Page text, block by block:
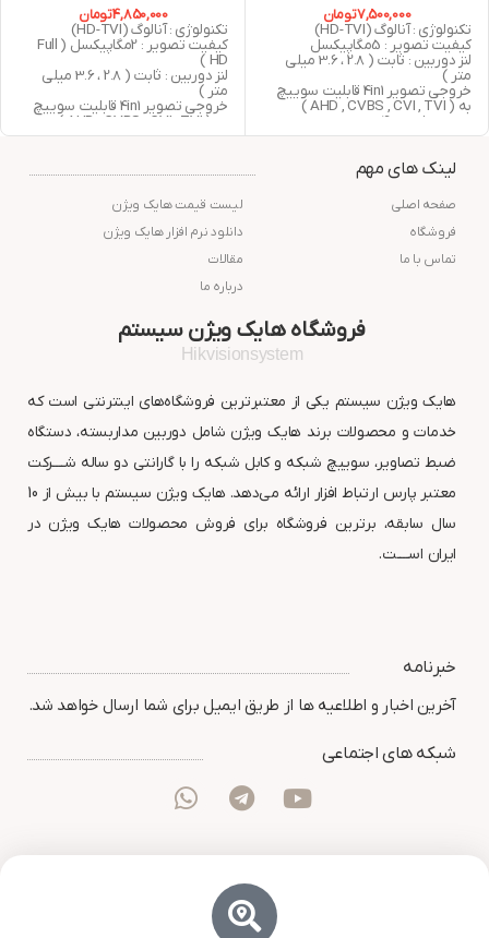
7,500,000تومان
تکنولوژی : آنالوگ (HD-TVI)
کیفیت تصویر : 5مگاپیکسل
لنز دوربین : ثابت ( 2.8 ، 3.6 میلی
متر )
خروجی تصویر 4in1 قابلیت سوییچ
به ( AHD , CVBS , CVI , TVI )
دید در شب : 40 متر مربع
استاندارد : IP67
افزار
4,850,000تومان
تکنولوژی : آنالوگ (HD-TVI)
کیفیت تصویر : 2مگاپیکسل ( Full
HD )
لنز دوربین : ثابت ( 2.8 ، 3.6 میلی
متر )
خروجی تصویر 4in1 قابلیت سوییچ
به ( AHD , CVBS , CVI , TVI )
دید در شب : 40 متر مربع
لینک های مهم
صفحه اصلی
فروشگاه
تماس با ما
لیست قیمت هایک ویژن
دانلود نرم افزار هایک ویژن
مقالات
درباره ما
فروشگاه هایک ویژن سیستم
Hikvisionsystem
هایک ویژن سیستم یکی از معتبرترین فروشگاه‌های اینترنتی است که
خدمات و محصولات برند هایک ویژن شامل دوربین مداربسته، دستگاه
ضبط تصاویر، سوییچ شبکه و کابل شبکه را با گارانتی دو ساله شــــرکت
معتبر پارس ارتباط افزار ارائه می‌دهد. هایک ویژن سیستم با بیش از 10
سال سابقه، برترین فروشگاه برای فروش محصولات هایک ویژن در
ایران اســــت.
خبرنامه
آخرین اخبار و اطلاعیه ها از طریق ایمیل برای شما ارسال خواهد شد.
شبکه های اجتماعی